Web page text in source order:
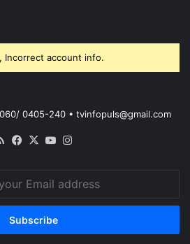
Incorrect account info.
0405-240 • tvinfopuls@gmail.com
RSS Facebook
X YouTube